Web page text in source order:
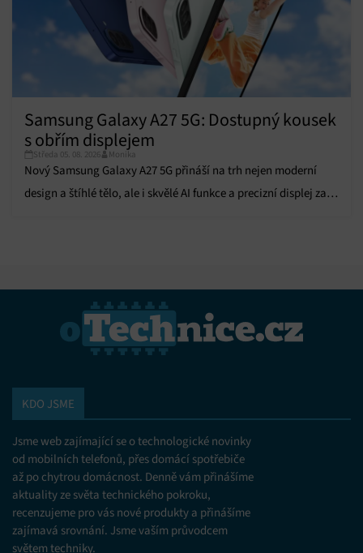
Samsung Galaxy A27 5G: Dostupný kousek
s obřím displejem
Středa 05. 08. 2026 Monika
Nový Samsung Galaxy A27 5G přináší na trh nejen moderní
design a štíhlé tělo, ale i skvělé AI funkce a precizní displej za
KDO JSME
Jsme web zajímající se o technologické novinky
od mobilních telefonů, přes domácí spotřebiče
až po chytrou domácnost. Denně vám přinášíme
aktuality ze světa technického pokroku,
recenzujeme pro vás nové produkty a přinášíme
zajímavá srovnání. Jsme vaším průvodcem
světem techniky.